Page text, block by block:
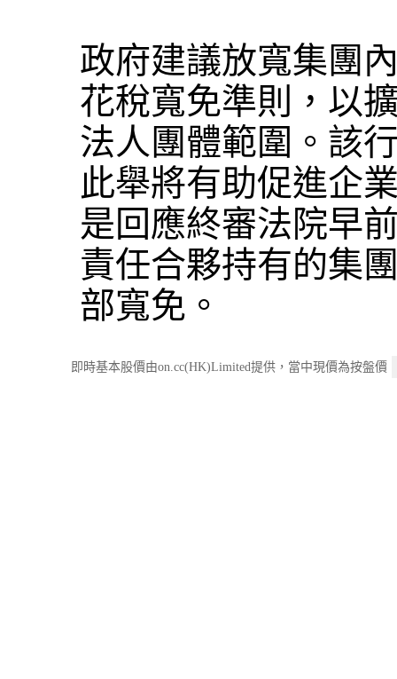
政府建議放寬集團
花稅寬免準則，以
法人團體範圍。該
此舉將有助促進企
是回應終審法院早
責任合夥持有的集
部寬免。
即時基本股價由on.cc(HK)Limited提供，當中現價為按盤價